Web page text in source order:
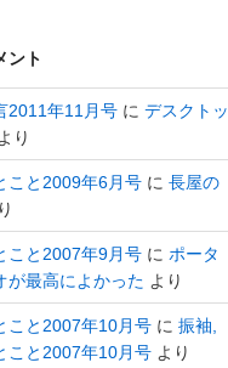
ント
2011年11月号に デスクトッ
り
こと2009年6月号に 長屋の
こと2007年9月号に ポータ
が最高によかった より
こと2007年10月号に 振袖,
こと2007年10月号より